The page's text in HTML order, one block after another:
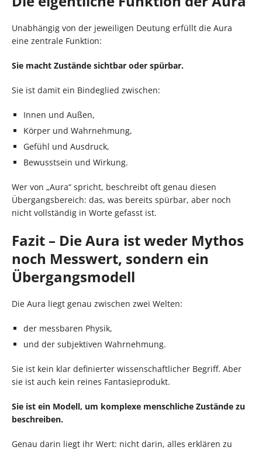
Unabhängig von der jeweiligen Deutung erfüllt die Aura
eine zentrale Funktion:
Sie macht Zustände sichtbar oder spürbar.
Sie ist damit ein Bindeglied zwischen:
Innen und Außen,
Körper und Wahrnehmung,
Gefühl und Ausdruck,
Bewusstsein und Wirkung.
Wer von „Aura“ spricht, beschreibt oft genau diesen
Übergangsbereich: das, was bereits spürbar, aber noch
nicht vollständig in Worte gefasst ist.
Fazit – Die Aura ist weder Mythos
noch Messwert, sondern ein
Übergangsmodell
Die Aura liegt genau zwischen zwei Welten:
der messbaren Physik,
und der subjektiven Wahrnehmung.
Sie ist kein klar definierter wissenschaftlicher Begriff. Aber
sie ist auch kein reines Fantasieprodukt.
Sie ist ein Modell, um komplexe menschliche Zustände zu
beschreiben.
Genau darin liegt ihr Wert: nicht darin, alles erklären zu